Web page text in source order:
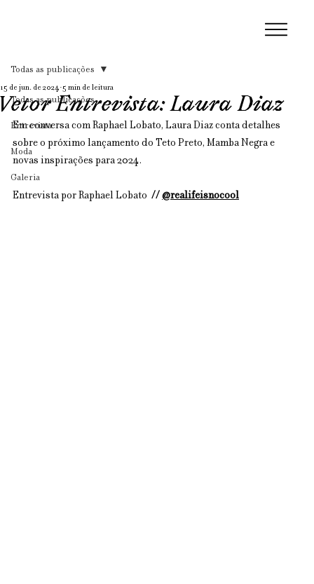
Todas as publicações
Entrevista
Moda
Galeria
Todas as publicações
Vetor Entrevista: Laura Diaz
15 de jun. de 2024 5 min de leitura
Em conversa com Raphael Lobato, Laura Diaz conta detalhes
sobre o próximo lançamento do Teto Preto, Mamba Negra e
novas inspirações para 2024.
Entrevista por Raphael Lobato // @realifeisnocool